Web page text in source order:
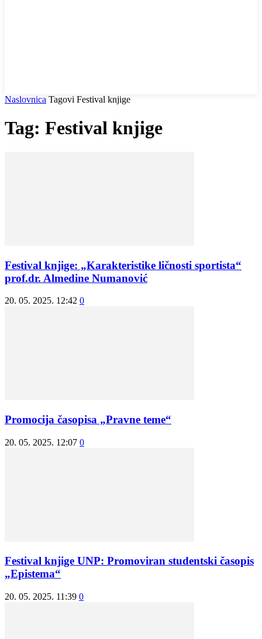
Naslovnica Tagovi Festival knjige
Tag: Festival knjige
Festival knjige: „Karakteristike ličnosti sportista“
prof.dr. Almedine Numanović
20. 05. 2025. 12:42 0
Promocija časopisa „Pravne teme“
20. 05. 2025. 12:07 0
Festival knjige UNP: Promoviran studentski časopis
„Epistema“
20. 05. 2025. 11:39 0